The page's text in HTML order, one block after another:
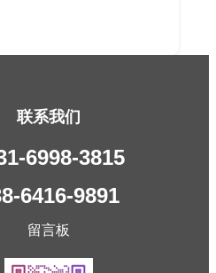
联系我们
6998-3815
6416-9891
留言板